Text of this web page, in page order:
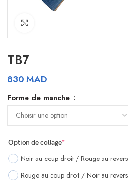
TB7
830 MAD
Forme de manche
Option de collage*(required)
Noir au coup droit / Rouge au revers
Rouge au coup droit / Noir au revers